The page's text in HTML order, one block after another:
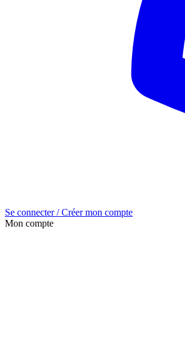
Se connecter / Créer mon compte
Mon compte